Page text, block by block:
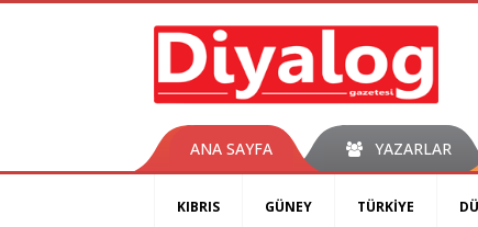
ANA SAYFA YAZARLAR
KIBRIS GÜNEY TÜRKİYE